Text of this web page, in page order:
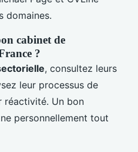
domaines.
cabinet de
?
, consultez leurs
leur processus de
réactivité. Un bon
personnellement tout